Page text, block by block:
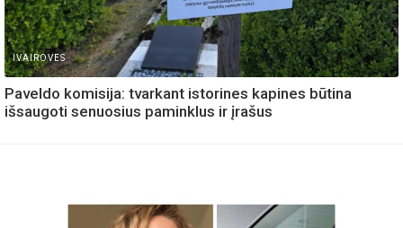
IVAIROVES
Paveldo komisija: tvarkant istorines kapines būtina
išsaugoti senuosius paminklus ir įrašus